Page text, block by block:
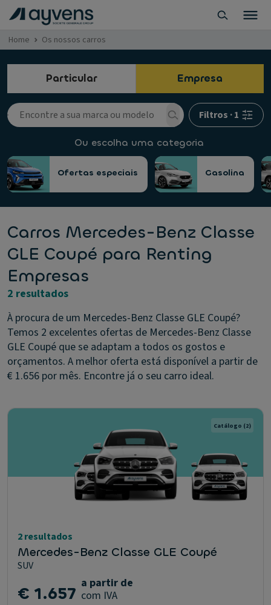
Home Os nossos carros
Particular Empresa
Filtros ·1
Ou escolha uma categoria
Ofertas especiais Gasolina
Carros Mercedes-Benz Classe
GLE Coupé para Renting
Empresas
2 resultados
À procura de um Mercedes-Benz Classe GLE Coupé?
Temos 2 excelentes ofertas de Mercedes-Benz Classe
GLE Coupé que se adaptam a todos os gostos e
orçamentos. A melhor oferta está disponível a partir de
€ 1.656 por mês. Encontre já o seu carro ideal.
Catálogo (2)
2 resultados
Mercedes-Benz Classe GLE Coupé
SUV
€ 1.657 a partir de
com IVA